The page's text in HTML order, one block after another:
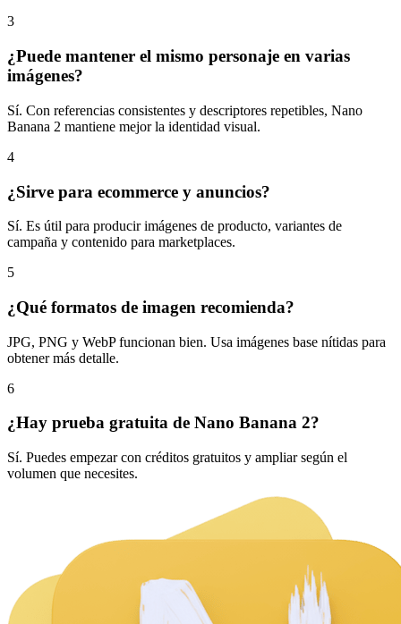
3
¿Puede mantener el mismo personaje en varias
imágenes?
Sí. Con referencias consistentes y descriptores repetibles, Nano
Banana 2 mantiene mejor la identidad visual.
4
¿Sirve para ecommerce y anuncios?
Sí. Es útil para producir imágenes de producto, variantes de
campaña y contenido para marketplaces.
5
¿Qué formatos de imagen recomienda?
JPG, PNG y WebP funcionan bien. Usa imágenes base nítidas para
obtener más detalle.
6
¿Hay prueba gratuita de Nano Banana 2?
Sí. Puedes empezar con créditos gratuitos y ampliar según el
volumen que necesites.